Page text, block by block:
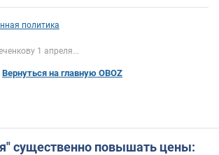
политика
1 апреля...
Вернуться на главную OBOZ
существенно повышать цены: